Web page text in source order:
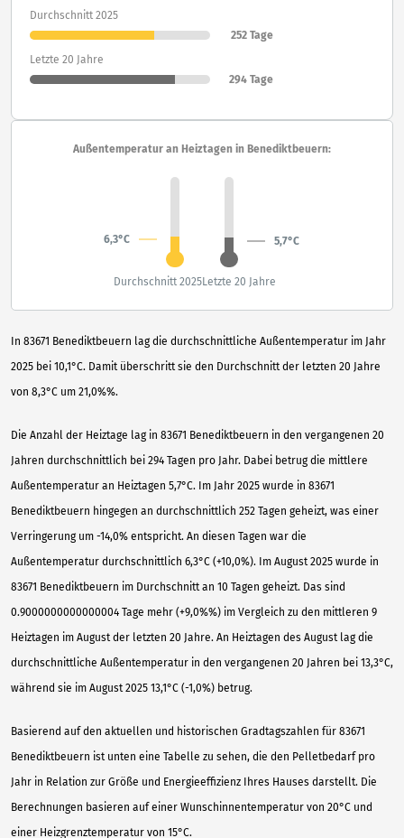
In 83671 Benediktbeuern lag die durchschnittliche Außentemperatur im Jahr
2025 bei 10,1°C. Damit überschritt sie den Durchschnitt der letzten 20 Jahre
von 8,3°C um 21,0%%.
Die Anzahl der Heiztage lag in 83671 Benediktbeuern in den vergangenen 20
Jahren durchschnittlich bei 294 Tagen pro Jahr. Dabei betrug die mittlere
Außentemperatur an Heiztagen 5,7°C. Im Jahr 2025 wurde in 83671
Benediktbeuern hingegen an durchschnittlich 252 Tagen geheizt, was einer
Verringerung um -14,0% entspricht. An diesen Tagen war die
Außentemperatur durchschnittlich 6,3°C (+10,0%). Im August 2025 wurde in
83671 Benediktbeuern im Durchschnitt an 10 Tagen geheizt. Das sind
0.9000000000000004 Tage mehr (+9,0%%) im Vergleich zu den mittleren 9
Heiztagen im August der letzten 20 Jahre. An Heiztagen des August lag die
durchschnittliche Außentemperatur in den vergangenen 20 Jahren bei 13,3°C,
während sie im August 2025 13,1°C (-1,0%) betrug.
Basierend auf den aktuellen und historischen Gradtagszahlen für 83671
Benediktbeuern ist unten eine Tabelle zu sehen, die den Pelletbedarf pro
Jahr in Relation zur Größe und Energieeffizienz Ihres Hauses darstellt. Die
Berechnungen basieren auf einer Wunschinnentemperatur von 20°C und
einer Heizgrenztemperatur von 15°C.
Durchschnitt 2025
252 Tage
Letzte 20 Jahre
294 Tage
Außentemperatur an Heiztagen in Benediktbeuern:
6,3°C 5,7°C
Durchschnitt 2025Letzte 20 Jahre